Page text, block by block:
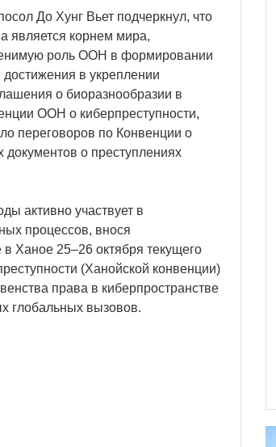
До Хунг Вьет подчеркнул, что
является корнем мира,
роль ООН в формировании
в укреплении
о биоразнообразии в
ООН о киберпреступности,
переговоров по Конвенции о
о преступлениях
активно участвует в
процессов, внося
Ханое 25–26 октября текущего
(Ханойской конвенции)
права в киберпространстве
глобальных вызовов.